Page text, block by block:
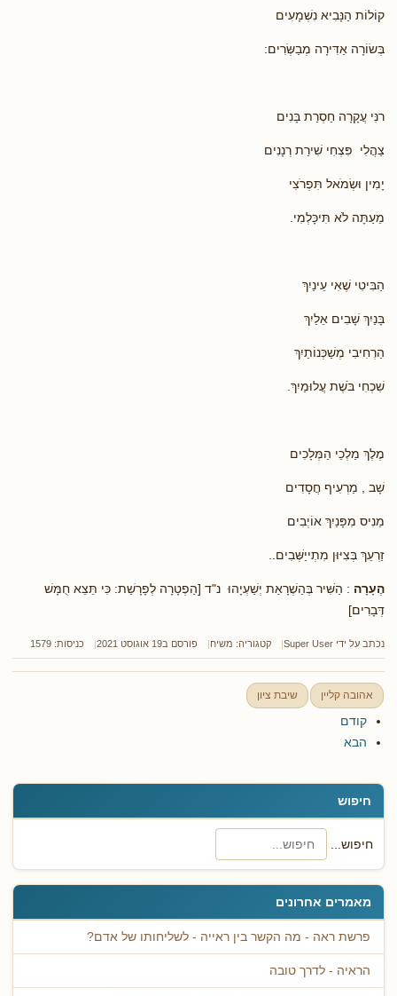
חיפוש
חיפוש...
מאמרים אחרונים
פרשת ראה - מה הקשר בין ראייה - לשליחותו של אדם?
הראיה - לדרך טובה
קוֹלוֹת הַנָּבִיא נִשְׁמָעִים
בְּשׂוֹרָה אַדִּירָה מְבַשְּׂרִים:
רנִּי עֲקָרָה חַסְרַת בָּנִים
צַהֲלִי פִּצְחִי שִׁירַת רְנָנִים
יָמִין וּשְׂמֹאל תִּפְרֹצִי
מֵעַתָּה לֹא תִּיכָּלְמִי.
הַבִּיטִי שֶׁאִי עֵינַיִךְ
בָּנַיִךְ שָׁבִים אֵלַיִךְ
הַרְחִיבִי מְשַׁכְּנוֹתַיִךְ
שִׁכְחִי בֹּשֶׁת עֲלוּמַיִךְ.
מֶלֶךְ מַלְכֵי הַמְּלָכִים
שָׁב , מַרְעִיף חֲסָדִים
מֵנִיס מִפָּנַיִךְ אוֹיְבִים
זַרְעֵךְ בְּצִיּוּן מִתְייַשְּׁבִים..
הֶעָרָה : הַשִּׁיר בְּהַשְׁרָאַת יְשַׁעְיָהוּ נ"ד [הַפְטָרָה לְפָרָשַׁת: כִּי תֵּצֵא חֻמָּשׁ
דְּבָרִים]
נכתב על ידי Super User קטגוריה: משיח פורסם ב19 אוגוסט 2021 כניסות: 1579
אהובה קליין שיבת ציון
קודם
הבא